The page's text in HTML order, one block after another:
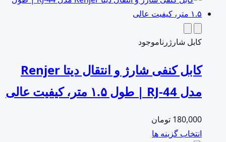
کابل شارژر ناموجود
کابل کنفی شارژ و انتقال دیتا Renjer
مدل RJ-44 | طول ۱.۵ متر، کیفیت عالی
180,000 تومان
انتخاب گزینه ها